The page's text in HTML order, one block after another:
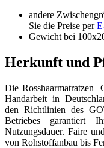
andere
Sie die Preise per
Gewicht bei
Herkunft und
Die Rosshaarmatratzen
Handarbeit in
den Richtlinien des
Betriebes garantiert
Nutzungsdauer. Faire
von Rohstoffanbau bis